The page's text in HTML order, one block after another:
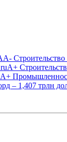
– 1,407 трлн